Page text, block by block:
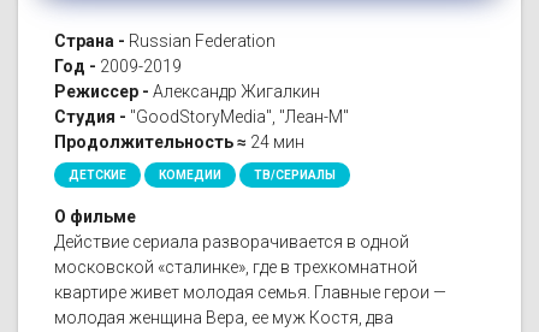
Страна - Russian Federation
Год - 2009-2019
Режиссер - Александр Жигалкин
Студия - "GoodStoryMedia", "Леан-М"
Продолжительность ≈ 24 мин
ДЕТСКИЕ КОМЕДИИ ТВ/СЕРИАЛЫ
О фильме
Действие сериала разворачивается в одной
московской «сталинке», где в трехкомнатной
квартире живет молодая семья. Главные герои —
молодая женщина Вера, ее муж Костя, два